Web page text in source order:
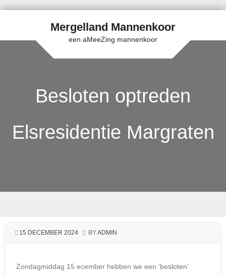
Mergelland Mannenkoor
een aMeeZing mannenkoor
Besloten optreden
Elsresidentie Margraten
15 DECEMBER 2024 BYADMIN
Zondagmiddag 15 ecember hebben we een ‘besloten’